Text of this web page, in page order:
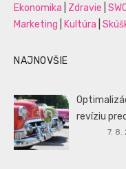
Ekonomika
Zdravie
Marketing
Kultúra
NAJNOVŠIE
revíziu
7. 8.